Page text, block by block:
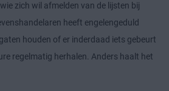
zich wil afmelden van de lijsten bij
heeft engelengeduld
houden of er inderdaad iets gebeurt
regelmatig herhalen. Anders haalt het